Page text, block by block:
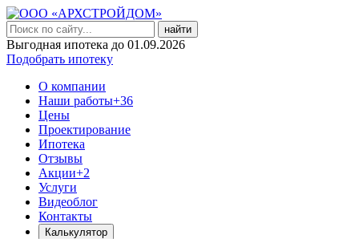
найти
Выгодная ипотека до 01.09.2026
Подобрать ипотеку
О компании
Наши работы+36
Цены
Проектирование
Ипотека
Отзывы
Акции+2
Услуги
Видеоблог
Контакты
Калькулятор